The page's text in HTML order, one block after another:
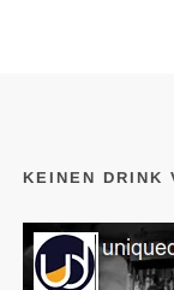
KEINEN DRINK